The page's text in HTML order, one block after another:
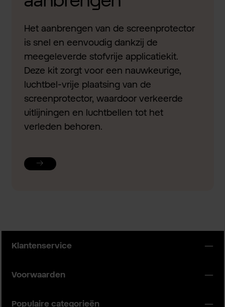
Het aanbrengen van de screenprotector
is snel en eenvoudig dankzij de
meegeleverde stofvrije applicatiekit.
Deze kit zorgt voor een nauwkeurige,
luchtbel-vrije plaatsing van de
screenprotector, waardoor verkeerde
uitlijningen en luchtbellen tot het
verleden behoren.
Klantenservice
Voorwaarden
Populaire categorieën